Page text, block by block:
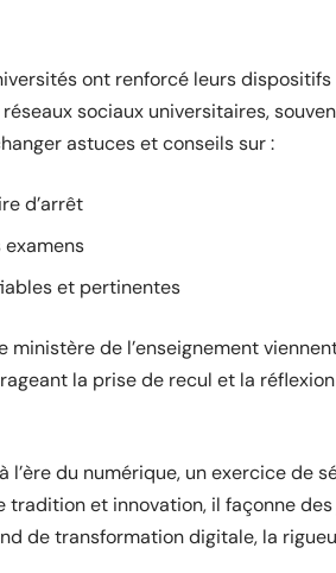
ont renforcé leurs
sociaux universitaires,
astuces et conseils sur :
d’arrêt
et pertinentes
ministère de l’enseignement
la prise de recul et la
l’ère du numérique, un exercice de
tradition et innovation, il façonne
de transformation digitale, la